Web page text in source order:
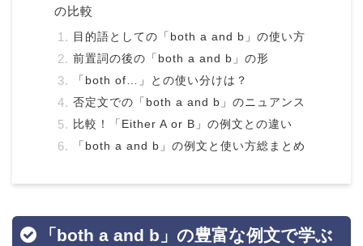
の比較
目的語としての「both a and b」の使い方
前置詞の後の「both a and b」の形
「both of…」との使い分けは？
否定文での「both a and b」のニュアンス
比較！「Either A or B」の例文との違い
「both a and b」の例文と使い方総まとめ
「both a and b」の豊富な例文で学ぶ